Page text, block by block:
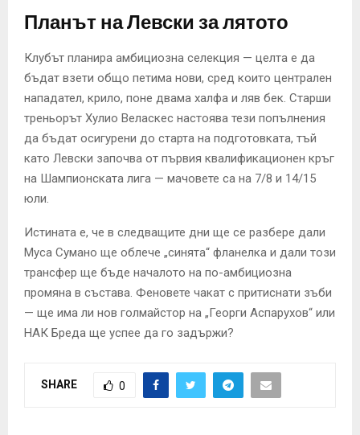
Планът на Левски за лятото
Клубът планира амбициозна селекция — целта е да
бъдат взети общо петима нови, сред които централен
нападател, крило, поне двама халфа и ляв бек. Старши
треньорът Хулио Веласкес настоява тези попълнения
да бъдат осигурени до старта на подготовката, тъй
като Левски започва от първия квалификационен кръг
на Шампионската лига — мачовете са на 7/8 и 14/15
юли.
Истината е, че в следващите дни ще се разбере дали
Муса Сумано ще облече „синята“ фланелка и дали този
трансфер ще бъде началото на по-амбициозна
промяна в състава. Феновете чакат с притиснати зъби
— ще има ли нов голмайстор на „Георги Аспарухов“ или
НАК Бреда ще успее да го задържи?
SHARE 0